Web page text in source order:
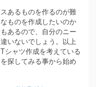
あるものを作るのが難
ものを作成したいのか
あるので、自分のニー
いないでしょう。以上
シャツ作成を考えている
探してみる事から始め